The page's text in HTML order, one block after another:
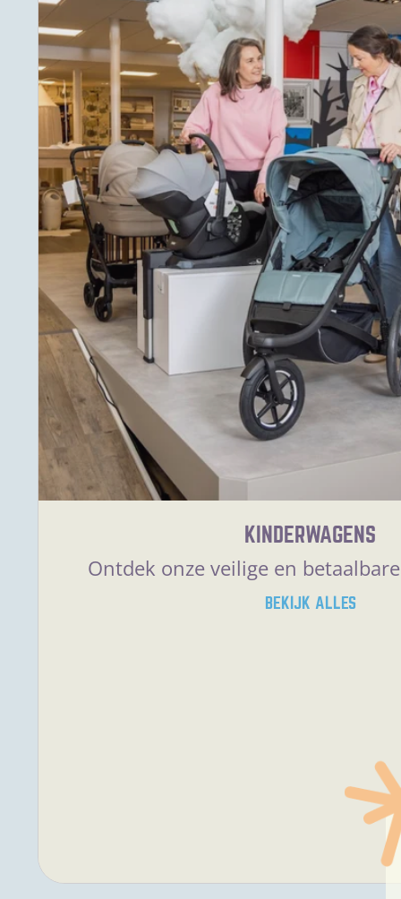
KINDERWAGENS
Ontdek onze veilige en
BEKIJK ALLES